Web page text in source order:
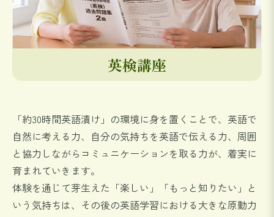
英検講座
「約30時間英語漬け」の環境に身を置くことで、英語で
自然に考える力、自分の気持ちを英語で伝える力、 周囲
と協力しながらコミュニケーションを取る力が、着実に
育まれていきます。
体験を通じて芽生えた「楽しい」「もっと知りたい」と
いう気持ちは、その後の英語学習における大きな原動力